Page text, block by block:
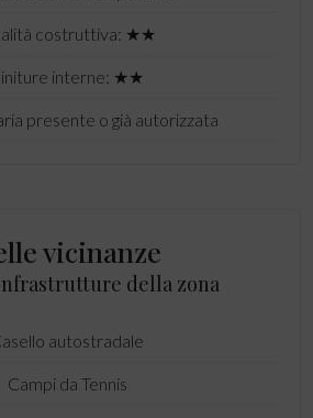
costruttiva: ★★
interne: ★★
presente o già autorizzata
vicinanze
della zona
autostradale
Campi da Tennis